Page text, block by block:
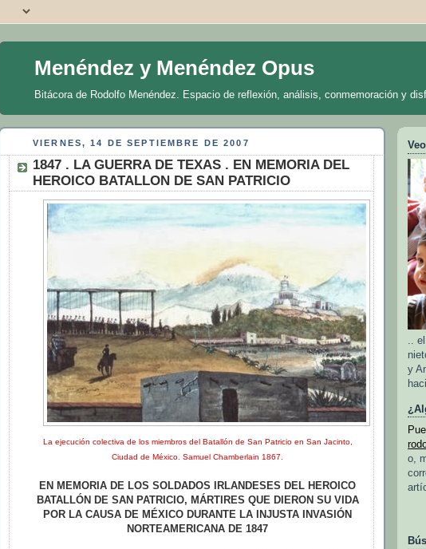
Menéndez y Menéndez Opus
Bitácora de Rodolfo Menéndez. Espacio de reflexión, análisis, conmemoración y
VIERNES, 14 DE SEPTIEMBRE DE 2007
1847 . LA GUERRA DE TEXAS . EN MEMORIA DEL
HEROICO BATALLON DE SAN PATRICIO
La ejecución colectiva de los miembros del Batallón de San Patricio en San Jacinto,
Ciudad de México. Samuel Chamberlain 1867.
EN MEMORIA DE LOS SOLDADOS IRLANDESES DEL HEROICO
BATALLÓN DE SAN PATRICIO, MÁRTIRES QUE DIERON SU VIDA
POR LA CAUSA DE MÉXICO DURANTE LA INJUSTA INVASIÓN
NORTEAMERICANA DE 1847
..
y
o,